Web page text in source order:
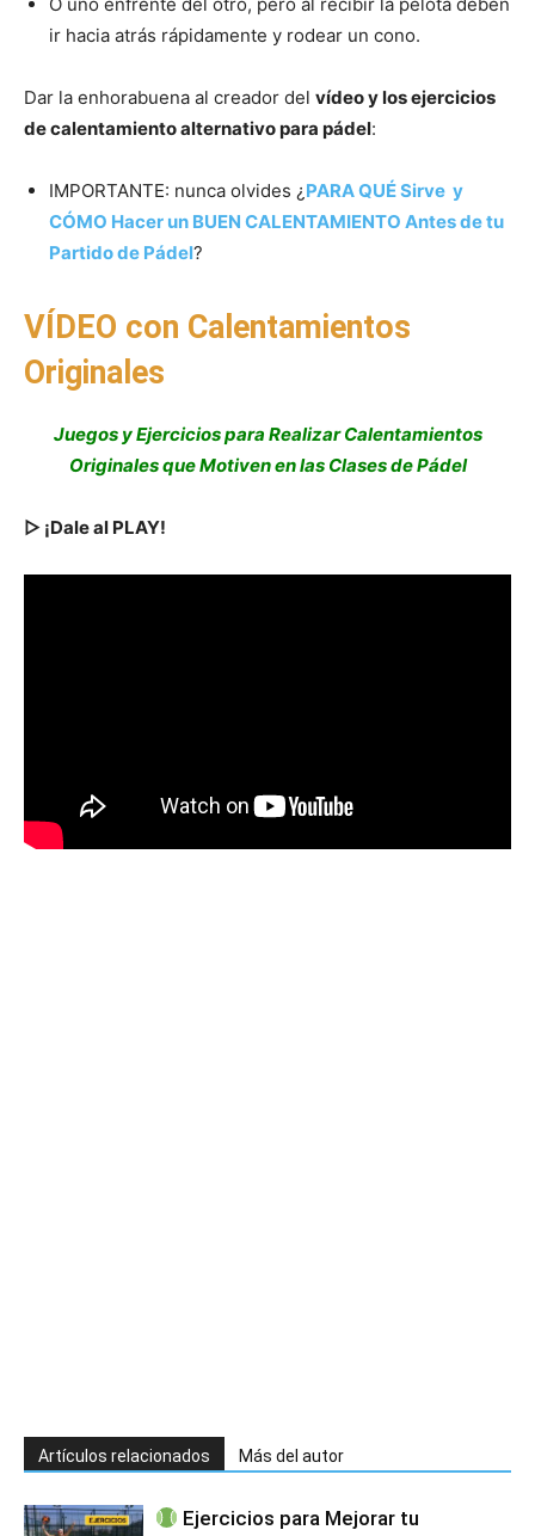
ir hacia atrás rápidamente y rodear un cono.
Dar la enhorabuena al creador del vídeo y los ejercicios
de calentamiento alternativo para pádel:
IMPORTANTE: nunca olvides ¿ PARA QUÉ Sirve y
CÓMO Hacer un BUEN CALENTAMIENTO Antes de tu
Partido de Pádel?
VÍDEO con Calentamientos
Originales
Juegos y Ejercicios para Realizar Calentamientos
Originales que Motiven en las Clases de Pádel
▷ ¡Dale al PLAY!
Artículos relacionados Más del autor
Ejercicios para Mejorar tu